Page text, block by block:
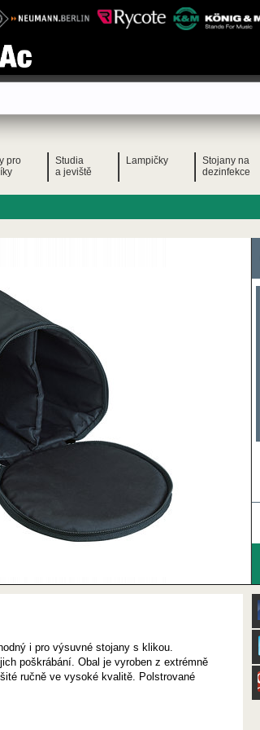
i pro výsuvné stojany s klikou.
poškrábání. Obal je vyroben z extrémně
ručně ve vysoké kvalitě. Polstrované
pro
Studia
a jeviště
Lampičky
Stojany na
dezinfekce